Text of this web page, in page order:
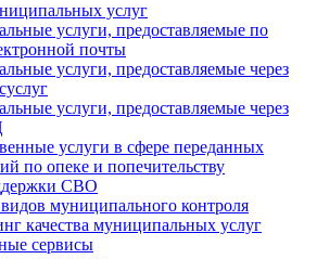
услуг
услуги, предоставляемые по
почты
услуги, предоставляемые через
услуги, предоставляемые через
услуги в сфере переданных
по опеке и попечительству
СВО
муниципального контроля
качества муниципальных услуг
сервисы